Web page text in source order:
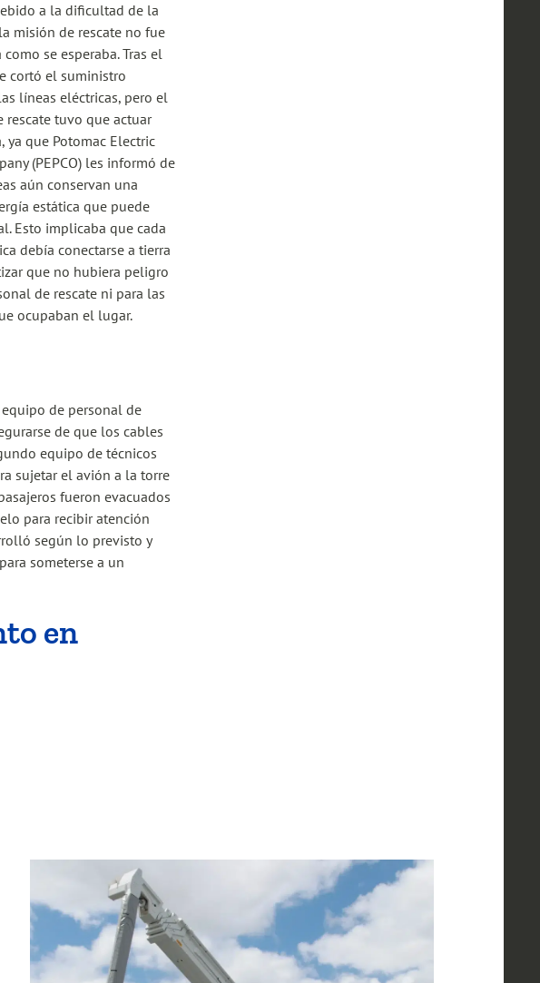
a la dificultad de la
misión de rescate no fue
se esperaba. Tras el
cortó el suministro
líneas eléctricas, pero el
rescate tuvo que actuar
ya que Potomac Electric
(PEPCO) les informó de
aún conservan una
estática que puede
Esto implicaba que cada
debía conectarse a tierra
que no hubiera peligro
de rescate ni para las
ocupaban el lugar.
de personal de
de que los cables
equipo de técnicos
sujetar el avión a la torre
fueron evacuados
para recibir atención
según lo previsto y
someterse a un
en